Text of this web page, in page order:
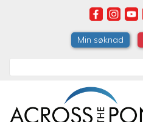
Min søknad